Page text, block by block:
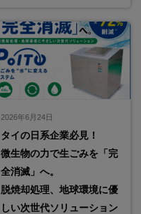
2026年6月24日
タイの日系企業必見！
微生物の力で生ごみを「完
全消滅」へ。
脱焼却処理、地球環境に優
しい次世代ソリューション